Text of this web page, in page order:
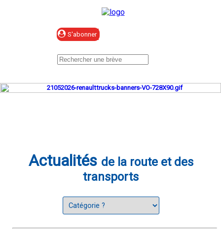
Actualités de la route et des
transports